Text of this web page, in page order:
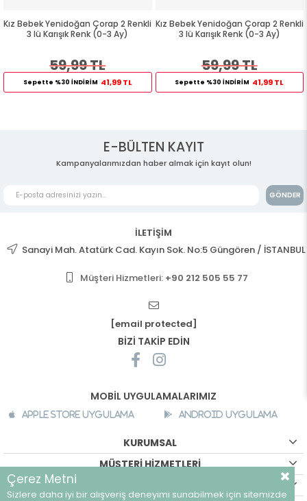
Kız Bebek Yenidoğan Çorap 2 Renkli
3 lü Karışık Renk (0-3 Ay)
59,99 TL
Sepette %30 İNDİRİM 41,99 TL
Kız Bebek Yenidoğan Çorap 2 Renkli
3 lü Karışık Renk (0-3 Ay)
59,99 TL
Sepette %30 İNDİRİM 41,99 TL
E-BÜLTEN KAYIT
Kampanyalarımızdan haber almak için kayıt olun!
GÖNDER
İLETİŞİM
Sanayi Mah. Atatürk Cad. Kayın Sok. No:5 Güngören / İSTANBUL
Müşteri Hizmetleri: +90 212 505 55 77
[email protected]
BİZİ TAKİP EDİN
MOBİL UYGULAMALARIMIZ
Apple Store Uygulama Android Uygulama
KURUMSAL
MÜŞTERİ HİZMETLERİ
Çerez Metni
Sizlere daha iyi bir alışveriş deneyimi sunabilmek için sitemizde